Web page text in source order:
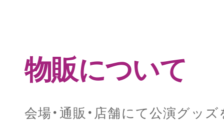
物販について
会場・通販・店舗にて公演グッ